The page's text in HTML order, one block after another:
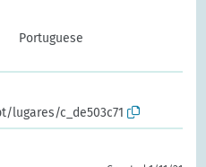
Portuguese
lugares/c_de503c71